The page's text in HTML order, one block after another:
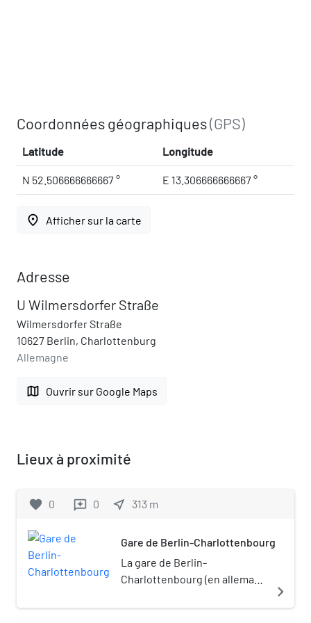
Coordonnées géographiques(GPS)
Latitude Longitude
N 52.506666666667 ° E 13.306666666667 °
place Afficher sur la carte
Adresse
U Wilmersdorfer Straße
Wilmersdorfer Straße
10627 Berlin, Charlottenburg
Allemagne
map Ouvrir sur Google Maps
Lieux à proximité
favorite 0 reviews 0 near_me 313 m
Gare de Berlin-Charlottenbourg
La gare de Berlin-
Charlottenbourg (en allemand
Charlottenburg) est une gare
navigate_next